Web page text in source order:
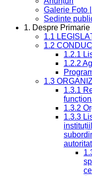
Galerie Foto
Sedinte
1. Despre Primarie
1.1
1.2
1.2.1
1.2.2
1.3
1.3.1
1.3.2
1.3.3